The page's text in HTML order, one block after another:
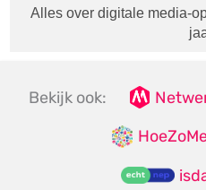
Alles over digitale media-
Bekijk ook: